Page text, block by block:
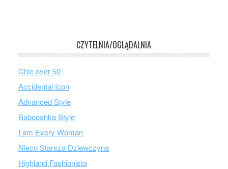
CZYTELNIA/OGLĄDALNIA
Chic over 50
Accidental Icon
Advanced Style
Babooshka Style
I am Every Woman
Nieco Starsza Dziewczyna
Highland Fashionista